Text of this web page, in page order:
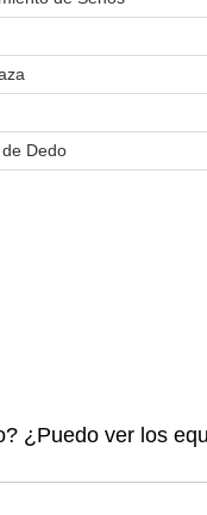
Dedo
¿Puedo ver los